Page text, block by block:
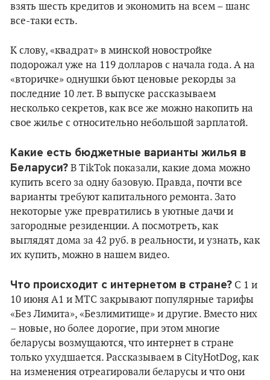
взять шесть кредитов и экономить на всем – шанс
все-таки есть.
К слову, «квадрат» в минской новостройке
подорожал уже на 119 долларов с начала года. А на
«вторичке» однушки бьют ценовые рекорды за
последние 10 лет. В выпуске рассказываем
несколько секретов, как все же можно накопить на
свое жилье с относительно небольшой зарплатой.
Какие есть бюджетные варианты жилья в
Беларуси? В TikTok показали, какие дома можно
купить всего за одну базовую. Правда, почти все
варианты требуют капитального ремонта. Зато
некоторые уже превратились в уютные дачи и
загородные резиденции. А посмотреть, как
выглядят дома за 42 руб. в реальности, и узнать, как
их купить, можно в нашем видео.
Что происходит с интернетом в стране? С 1 и
10 июня А1 и МТС закрывают популярные тарифы
«Без Лимита», «Безлимитище» и другие. Вместо них
– новые, но более дорогие, при этом многие
беларусы возмущаются, что интернет в стране
только ухудшается. Рассказываем в CityHotDog, как
на изменения отреагировали беларусы и что они